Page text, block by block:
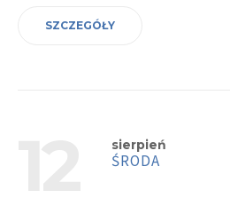
SZCZEGÓŁY
sierpień
ŚRODA